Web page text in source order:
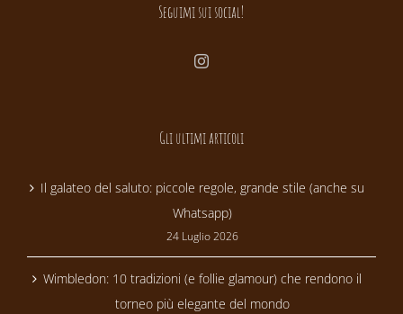
Seguimi sui social!
Gli ultimi articoli
Il galateo del saluto: piccole regole, grande stile (anche su
Whatsapp)
24 Luglio 2026
Wimbledon: 10 tradizioni (e follie glamour) che rendono il
torneo più elegante del mondo